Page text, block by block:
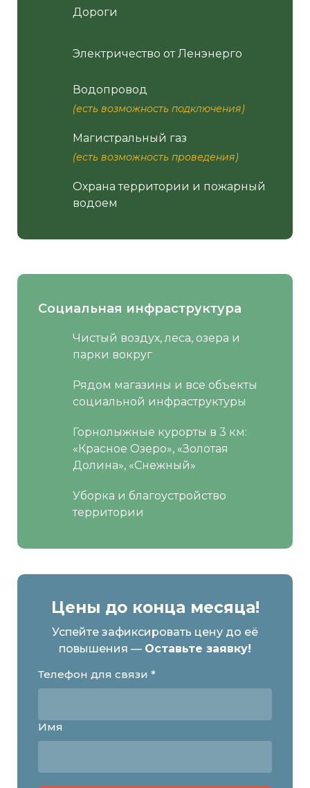
Дороги
Электричество от Ленэнерго
Водопровод
(есть возможность подключения)
Магистральный газ
(есть возможность проведения)
Охрана территории и пожарный
водоем
Социальная инфраструктура
Чистый воздух, леса, озера и
парки вокруг
Рядом магазины и все объекты
социальной инфраструктуры
Горнолыжные курорты в 3 км:
«Красное Озеро», «Золотая
Долина», «Снежный»
Уборка и благоустройство
территории
Цены до конца месяца!
Успейте зафиксировать цену до её
повышения — Оставьте заявку!
Телефон для связи *
Имя